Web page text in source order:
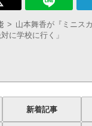
山本舞香が『ミニス
に学校に行く」
新着記事